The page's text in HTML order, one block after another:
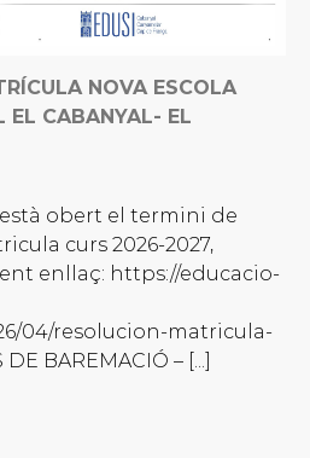
NOVA ESCOLA
EL CABANYAL- EL
obert el termini de
curs 2026-2027,
enllaç: https://educacio-
04/resolucion-matricula-
BAREMACIÓ – [...]